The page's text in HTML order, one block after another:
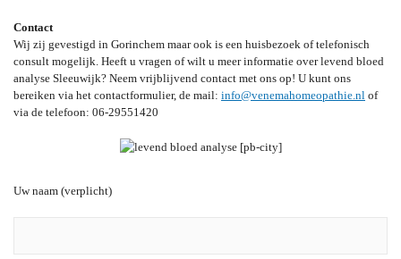
Contact
Wij zij gevestigd in Gorinchem maar ook is een huisbezoek of telefonisch
consult mogelijk. Heeft u vragen of wilt u meer informatie over levend bloed
analyse Sleeuwijk? Neem vrijblijvend contact met ons op! U kunt ons
bereiken via het contactformulier, de mail: info@venemahomeopathie.nl of
via de telefoon: 06-29551420
Uw naam (verplicht)